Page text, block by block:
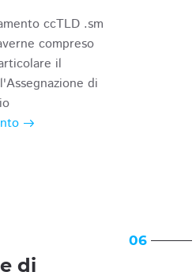
ccTLD .sm
compreso
il
di
di
06